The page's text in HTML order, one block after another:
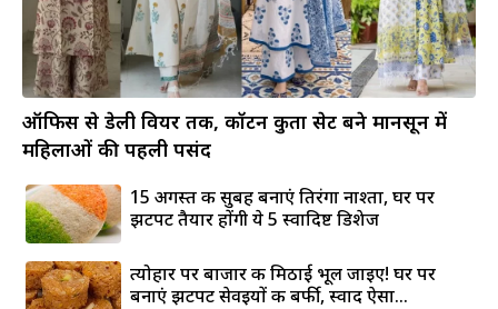
ऑफिस से डेली वियर तक, कॉटन कुर्ता सेट बने मानसून में
महिलाओं की पहली पसंद
15 अगस्त की सुबह बनाएं तिरंगा नाश्ता, घर पर
झटपट तैयार होंगी ये 5 स्वादिष्ट डिशेज
त्योहार पर बाजार की मिठाई भूल जाइए! घर पर
बनाएं झटपट सेवइयों की बर्फी, स्वाद ऐसा...